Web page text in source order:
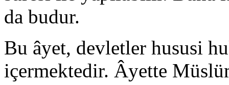
da budur.
Bu âyet, devletler hususi
içermektedir. Âyette